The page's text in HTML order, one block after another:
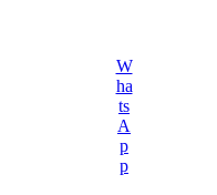
W
ha
ts
A
p
p